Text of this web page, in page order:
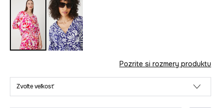
Pozrite si rozmery produktu
Zvoľte veľkosť